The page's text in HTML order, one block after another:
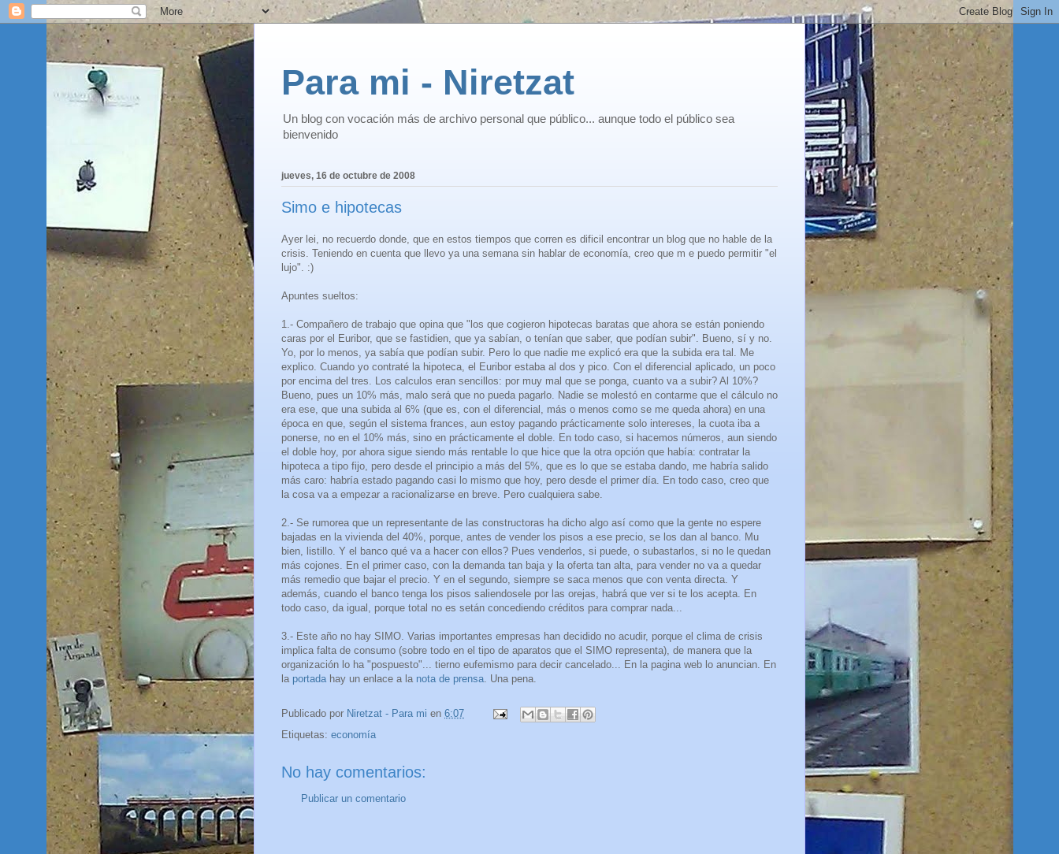
Para mi - Niretzat
Un blog con vocación más de archivo personal que público... aunque todo el público sea
bienvenido
jueves, 16 de octubre de 2008
Simo e hipotecas
Ayer lei, no recuerdo donde, que en estos tiempos que corren es dificil encontrar un blog que no hable de la
crisis. Teniendo en cuenta que llevo ya una semana sin hablar de economía, creo que m e puedo permitir "el
lujo". :)
Apuntes sueltos:
1.- Compañero de trabajo que opina que "los que cogieron hipotecas baratas que ahora se están poniendo
caras por el Euribor, que se fastidien, que ya sabían, o tenían que saber, que podían subir". Bueno, sí y no.
Yo, por lo menos, ya sabía que podían subir. Pero lo que nadie me explicó era que la subida era tal. Me
explico. Cuando yo contraté la hipoteca, el Euribor estaba al dos y pico. Con el diferencial aplicado, un poco
por encima del tres. Los calculos eran sencillos: por muy mal que se ponga, cuanto va a subir? Al 10%?
Bueno, pues un 10% más, malo será que no pueda pagarlo. Nadie se molestó en contarme que el cálculo no
era ese, que una subida al 6% (que es, con el diferencial, más o menos como se me queda ahora) en una
época en que, según el sistema frances, aun estoy pagando prácticamente solo intereses, la cuota iba a
ponerse, no en el 10% más, sino en prácticamente el doble. En todo caso, si hacemos números, aun siendo
el doble hoy, por ahora sigue siendo más rentable lo que hice que la otra opción que había: contratar la
hipoteca a tipo fijo, pero desde el principio a más del 5%, que es lo que se estaba dando, me habría salido
más caro: habría estado pagando casi lo mismo que hoy, pero desde el primer día. En todo caso, creo que
la cosa va a empezar a racionalizarse en breve. Pero cualquiera sabe.
2.- Se rumorea que un representante de las constructoras ha dicho algo así como que la gente no espere
bajadas en la vivienda del 40%, porque, antes de vender los pisos a ese precio, se los dan al banco. Mu
bien, listillo. Y el banco qué va a hacer con ellos? Pues venderlos, si puede, o subastarlos, si no le quedan
más cojones. En el primer caso, con la demanda tan baja y la oferta tan alta, para vender no va a quedar
más remedio que bajar el precio. Y en el segundo, siempre se saca menos que con venta directa. Y
además, cuando el banco tenga los pisos saliendosele por las orejas, habrá que ver si te los acepta. En
todo caso, da igual, porque total no es setán concediendo créditos para comprar nada...
3.- Este año no hay SIMO. Varias importantes empresas han decidido no acudir, porque el clima de crisis
implica falta de consumo (sobre todo en el tipo de aparatos que el SIMO representa), de manera que la
organización lo ha "pospuesto"... tierno eufemismo para decir cancelado... En la pagina web lo anuncian. En
la portada hay un enlace a la nota de prensa . Una pena.
Publicado por Niretzat - Para mi en 6:07
Etiquetas: economía
No hay comentarios:
Publicar un comentario